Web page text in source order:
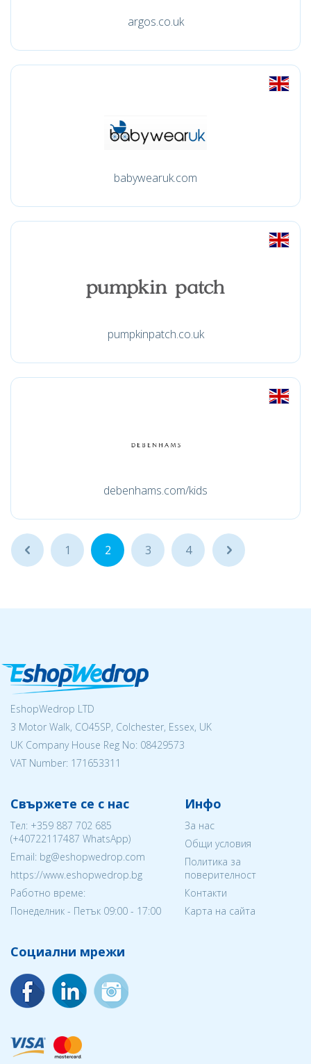
argos.co.uk
babywearuk.com
pumpkinpatch.co.uk
debenhams.com/kids
... 1 2 3 4 ...
EshopWedrop LTD
3 Motor Walk, CO45SP, Colchester, Essex, UK
UK Company House Reg No: 08429573
VAT Number: 171653311
Свържете се с нас
Тел: +359 887 702 685
(+40722117487 WhatsApp)
Email: bg@eshopwedrop.com
https://www.eshopwedrop.bg
Работно време:
Понеделник - Петък 09:00 - 17:00
Инфо
За нас
Общи условия
Политика за
поверителност
Контакти
Карта на сайта
Социални мрежи